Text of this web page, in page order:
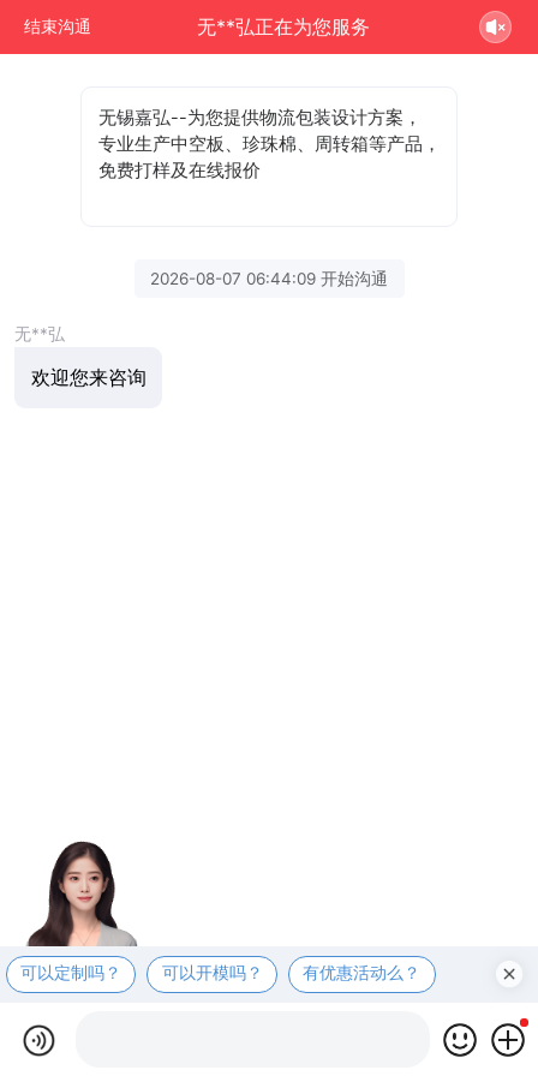
结束沟通 无**弘正在为您服务
无锡嘉弘--为您提供物流包装设计方案，
专业生产中空板、珍珠棉、周转箱等产品，
免费打样及在线报价
2026-08-07 06:44:09 开始沟通
无**弘
欢迎您来咨询
可以定制吗？ 可以开模吗？ 有优惠活动么？